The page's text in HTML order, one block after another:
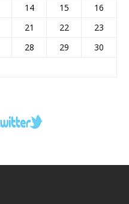
14 15
16
21 22
23
28 29
30